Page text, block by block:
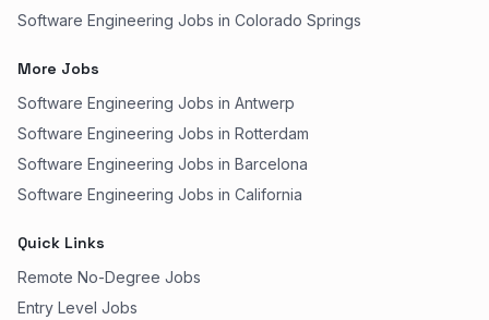
Software Engineering Jobs in Colorado Springs
More Jobs
Software Engineering Jobs in Antwerp
Software Engineering Jobs in Rotterdam
Software Engineering Jobs in Barcelona
Software Engineering Jobs in California
Quick Links
Remote No-Degree Jobs
Entry Level Jobs